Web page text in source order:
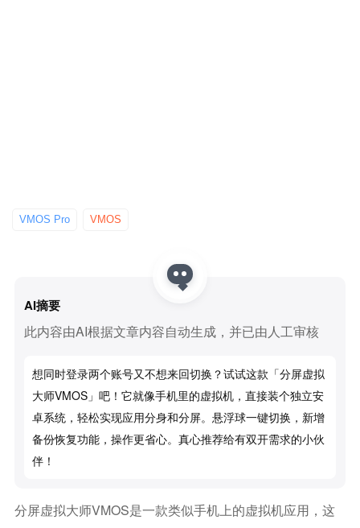
VMOS Pro VMOS
AI摘要
此内容由AI根据文章内容自动生成，并已由人工审核
想同时登录两个账号又不想来回切换？试试这款「分屏虚拟
大师VMOS」吧！它就像手机里的虚拟机，直接装个独立安
卓系统，轻松实现应用分身和分屏。悬浮球一键切换，新增
备份恢复功能，操作更省心。真心推荐给有双开需求的小伙
伴！
分屏虚拟大师VMOS是一款类似手机上的虚拟机应用，这